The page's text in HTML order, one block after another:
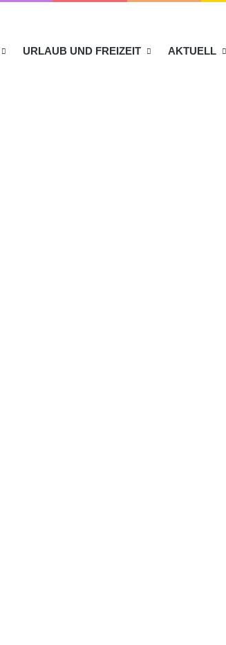
URLAUB UND FREIZEIT AKTUELL